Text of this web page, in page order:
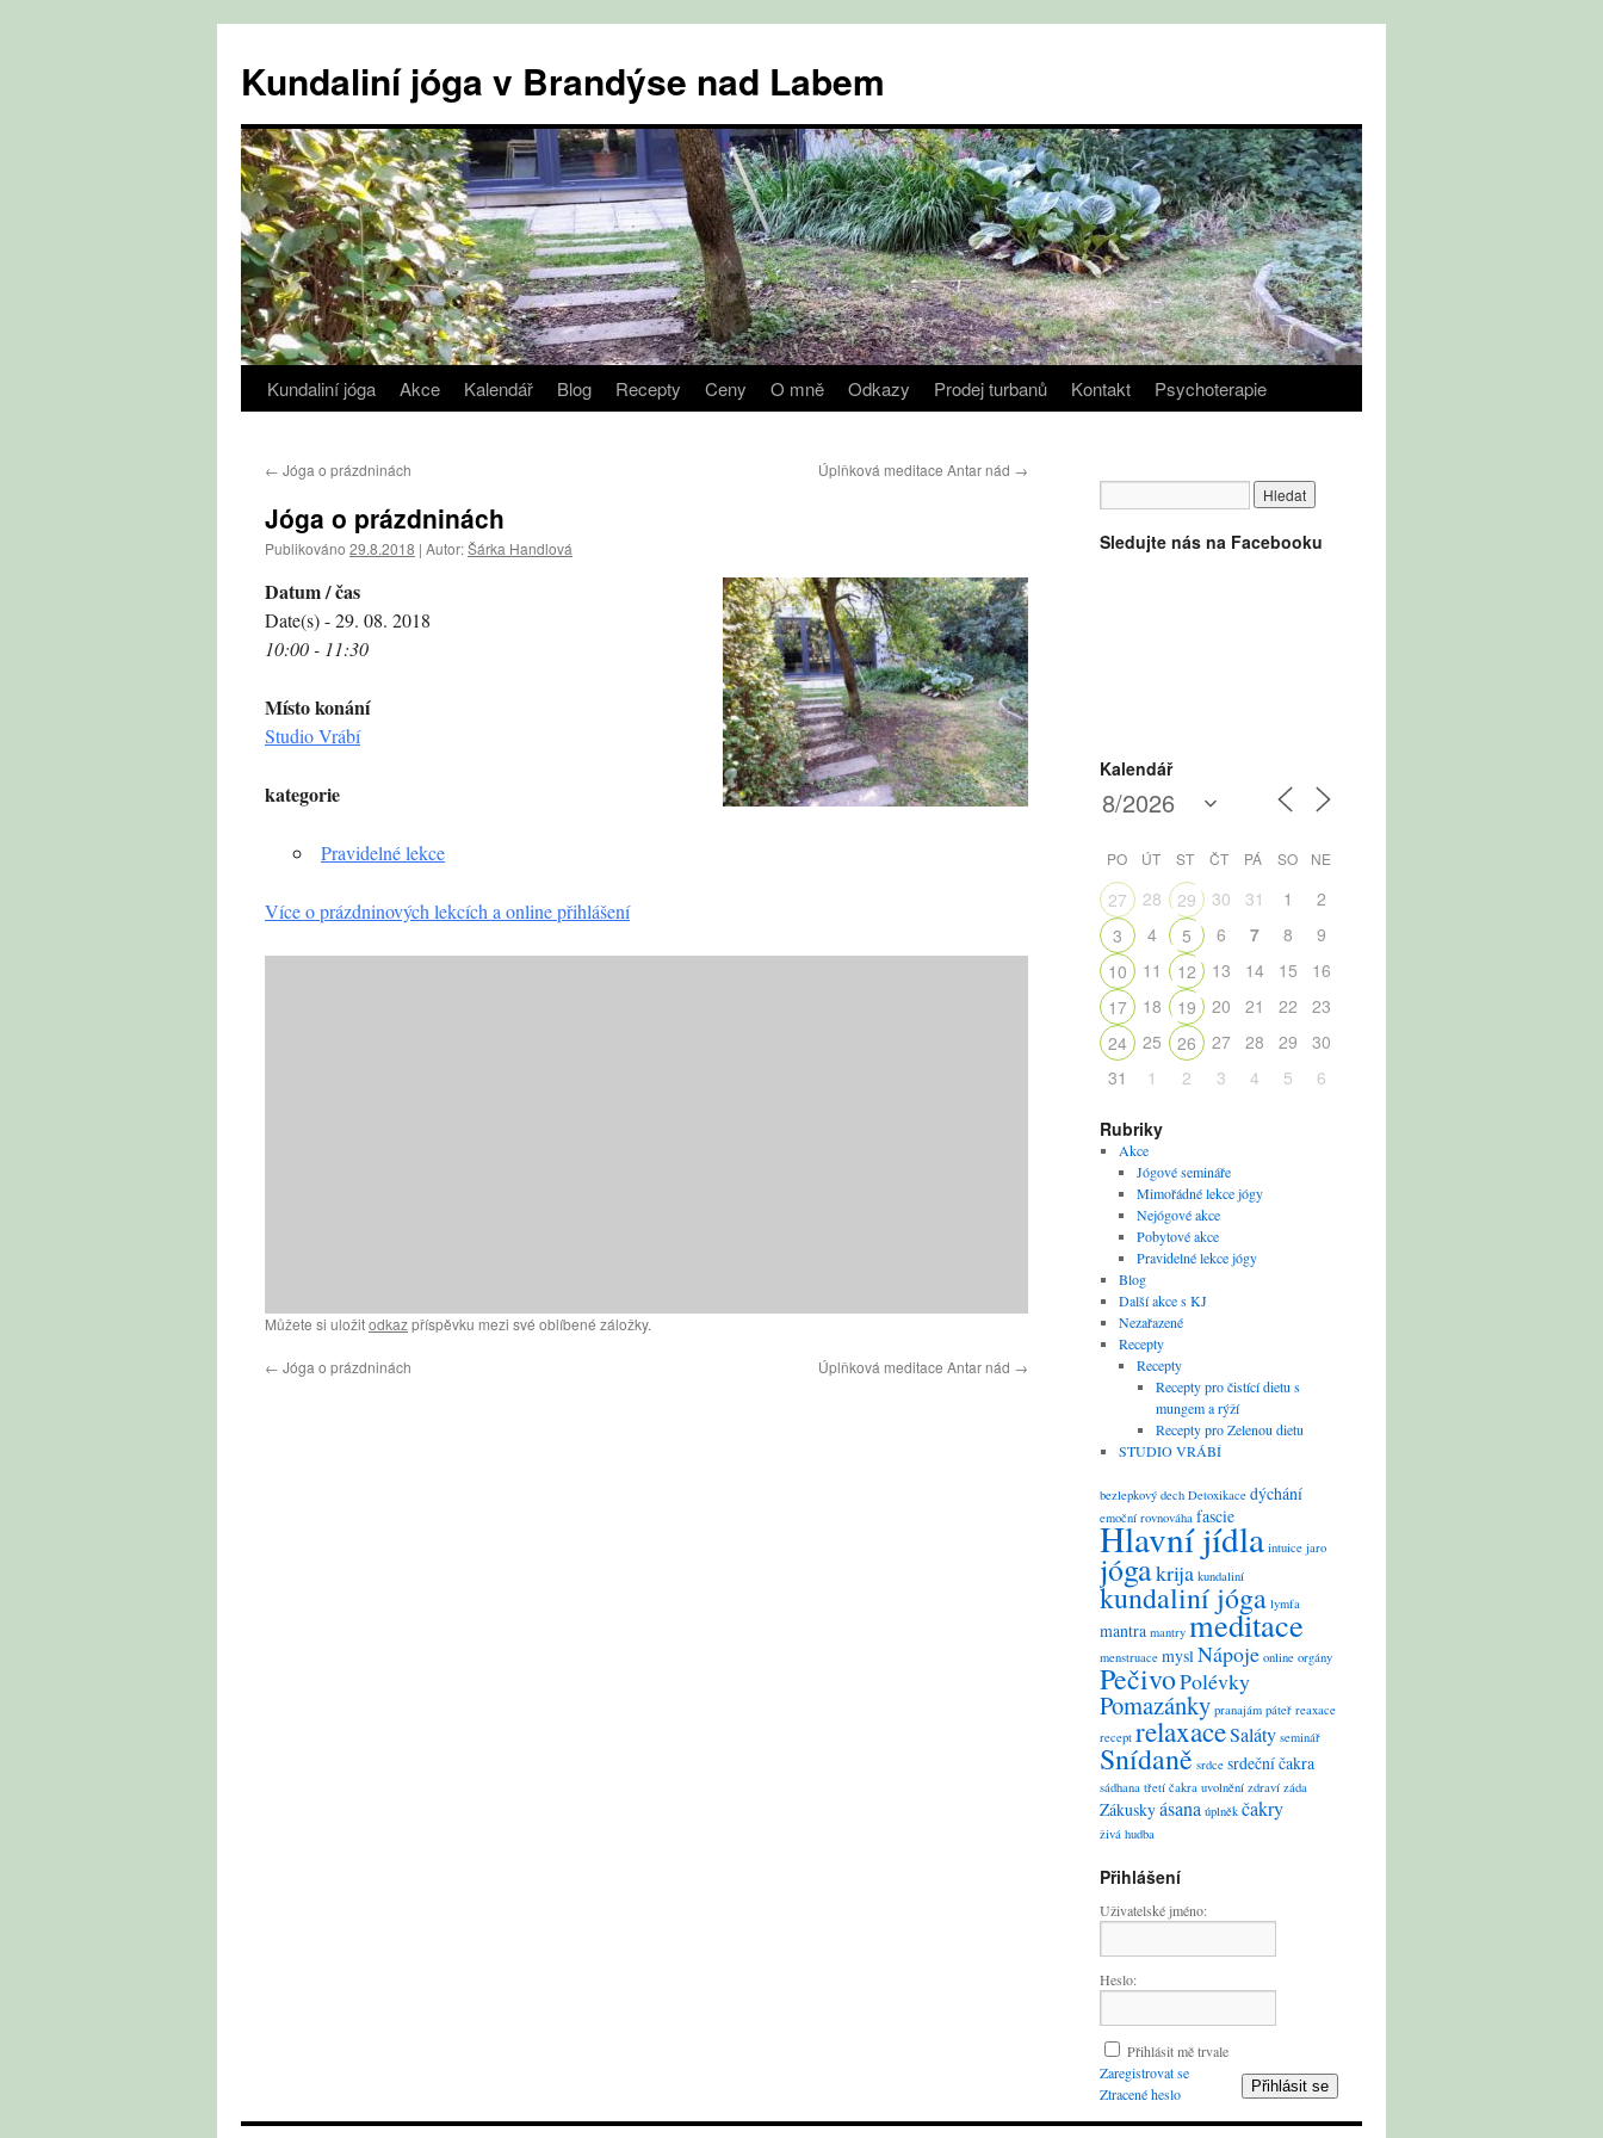
obsahu
webu
Kundaliní jóga v Brandýse nad Labem
Kundaliní jóga Akce Kalendář Blog Recepty Ceny O mně Odkazy Prodej turbanů Kontakt Psychoterapie
← Jóga o prázdninách Úplňková meditace Antar nád →
Jóga o prázdninách
Publikováno 29.8.2018 | Autor:Šárka Handlová
Datum / čas
Date(s) - 29. 08. 2018
10:00 - 11:30
Místo konání
Studio Vrábí
kategorie
Pravidelné lekce
Více o prázdninových lekcích a online přihlášení
Můžete si uložitodkazpříspěvku mezi své oblíbené záložky.
← Jóga o prázdninách Úplňková meditace Antar nád →
Sledujte nás na Facebooku
Kalendář
PO ÚT ST ČT PÁ SO NE
27 28 29 30 31 1
2
3
4 5 6 7 8
9
10
11 12 13 14 15
16
17
18 19 20 21 22
23
24
25 26 27 28 29
30
31
1 2 3 4 5 6
Rubriky
Akce
Jógové semináře
Mimořádné lekce jógy
Nejógové akce
Pobytové akce
Pravidelné lekce jógy
Blog
Další akce s KJ
Nezařazené
Recepty
Recepty
Recepty pro čistící dietu s
mungem a rýží
Recepty pro Zelenou dietu
STUDIO VRÁBÍ
bezlepkový dech Detoxikace dýchání
emoční rovnováha fascie
Hlavní jídla intuice jaro
jógakrija kundaliní
kundaliní jóga lymfa
mantra mantry meditace
menstruace myslNápoje online orgány
PečivoPolévky
Pomazánky pranajám páteř reaxace
recept relaxaceSaláty seminář
Snídaně srdce srdeční čakra
sádhana třetí čakra uvolnění zdraví záda
Zákuskyásana úplněk čakry
živá hudba
Přihlášení
Uživatelské jméno:
Heslo:
Přihlásit mě trvale
Přihlásit se
Zaregistrovat se
Ztracené heslo